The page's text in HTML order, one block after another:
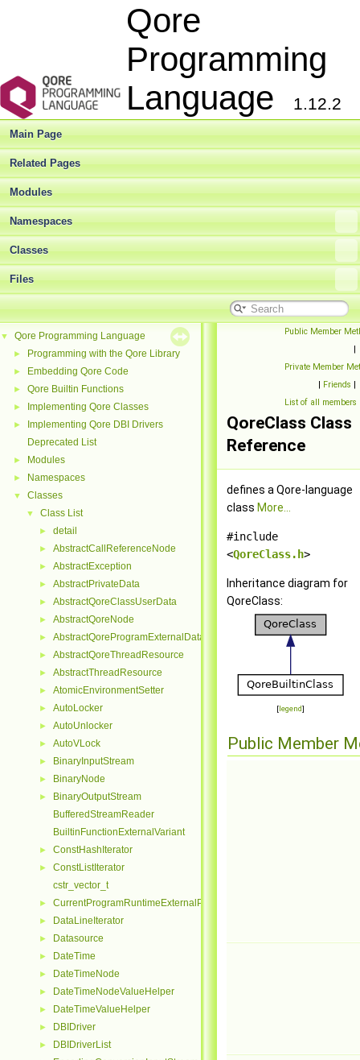
Qore
Programming
Language
1.12.2
Main Page
Related Pages
Modules
Namespaces
Classes
Files
▼ Qore Programming Language
► Programming with the Qore Library
► Embedding Qore Code
► Qore Builtin Functions
► Implementing Qore Classes
►
Implementing Qore DBI Drivers
Deprecated List
► Modules
► Namespaces
▼ Classes
▼ Class List
► detail
► AbstractCallReferenceNode
► AbstractException
► AbstractPrivateData
► AbstractQoreClassUserData
► AbstractQoreNode
► AbstractQoreProgramExternalData
► AbstractQoreThreadResource
► AbstractThreadResource
► AtomicEnvironmentSetter
► AutoLocker
► AutoUnlocker
► AutoVLock
► BinaryInputStream
► BinaryNode
►
BinaryOutputStream
BufferedStreamReader
BuiltinFunctionExternalVariant
► ConstHashIterator
►
ConstListIterator
cstr_vector_t
► CurrentProgramRuntimeExternalParseContextHelper
► DataLineIterator
► Datasource
► DateTime
► DateTimeNode
► DateTimeNodeValueHelper
► DateTimeValueHelper
► DBIDriver
► DBIDriverList
Public Member
|
Private Member
| Friends |
List of all members
QoreClass Class
Reference
defines a Qore-language
class More...
#include
<QoreClass.h>
Inheritance diagram for
QoreClass:
[legend]
Public Member